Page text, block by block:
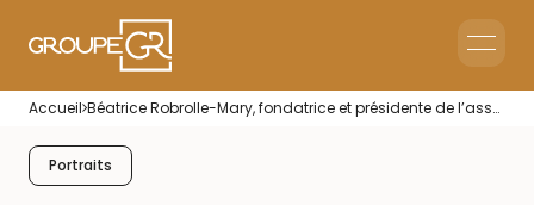
Home
Corporate Reception
Accueil Béatrice Robrolle-Mary, fondatrice et présidente de l’association Terre d’Abeilles.
Portraits